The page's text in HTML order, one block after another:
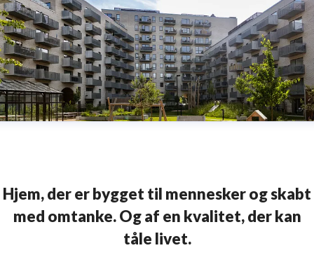
Hjem, der er bygget til mennesker og skabt
med omtanke. Og af en kvalitet, der kan
tåle livet.